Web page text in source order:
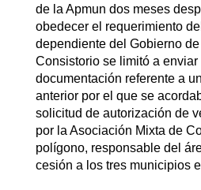
de la Apmun dos meses
obedecer el requerimiento
dependiente del Gobierno de
Consistorio se limitó a enviar
documentación referente a
anterior por el que se
solicitud de autorización de
por la Asociación Mixta de
polígono, responsable del
cesión a los tres municipios